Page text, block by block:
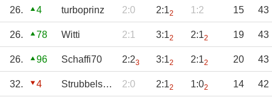
26. 4 turboprinz 2:0 2:12 1:2 15 43
26. 78 Witti 2:1 3:12 2:12 19 43
26. 96 Schaffi70 2:23 3:12 2:12 20 43
32. 4 Strubbelschen 2:0 2:12 1:02 14 42